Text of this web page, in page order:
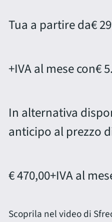
Tua a partire da€
+IVA al mese con€
In alternativa
anticipo al prezzo
€ 470,00+IVA al
Scoprila nel video di